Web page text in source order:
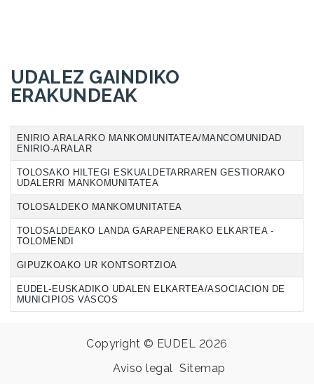
UDALEZ GAINDIKO
ERAKUNDEAK
ENIRIO ARALARKO MANKOMUNITATEA/MANCOMUNIDAD
ENIRIO-ARALAR
TOLOSAKO HILTEGI ESKUALDETARRAREN GESTIORAKO
UDALERRI MANKOMUNITATEA
TOLOSALDEKO MANKOMUNITATEA
TOLOSALDEAKO LANDA GARAPENERAKO ELKARTEA -
TOLOMENDI
GIPUZKOAKO UR KONTSORTZIOA
EUDEL-EUSKADIKO UDALEN ELKARTEA/ASOCIACION DE
MUNICIPIOS VASCOS
Copyright © EUDEL 2026
Aviso legal Sitemap